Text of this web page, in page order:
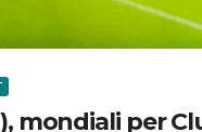
mondiali per